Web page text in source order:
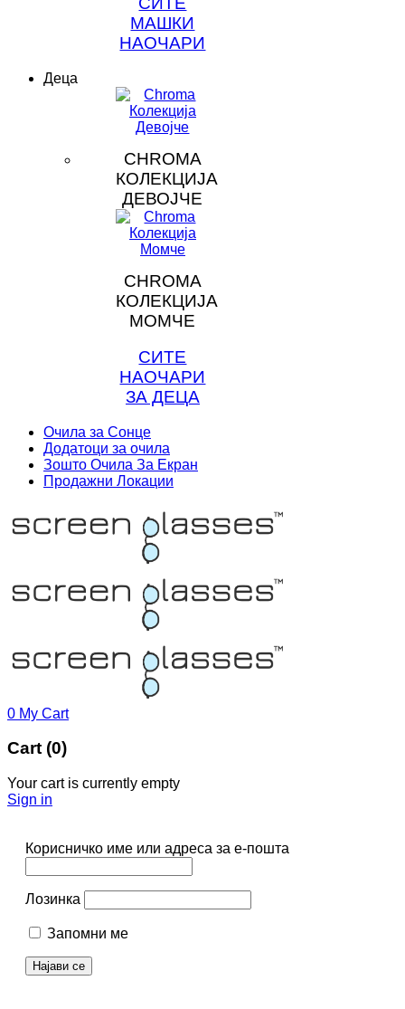
МАШКИ
НАОЧАРИ
Деца
CHROMA
КОЛЕКЦИЈА
ДЕВОЈЧЕ
CHROMA
КОЛЕКЦИЈА
МОМЧЕ
СИТЕ
НАОЧАРИ
ЗА ДЕЦА
Очила за Сонце
Додатоци за очила
Зошто Очила За Екран
Продажни Локации
0 My Cart
Cart (0)
Your cart is currently empty
Sign in
Корисничко име или адреса за е-пошта
Лозинка
Запомни ме